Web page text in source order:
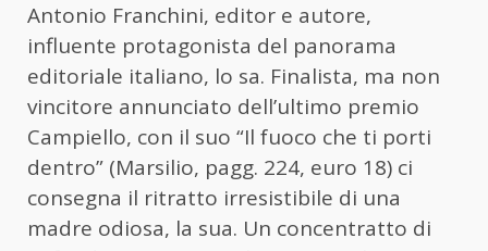
Antonio Franchini, editor e autore,
influente protagonista del panorama
editoriale italiano, lo sa. Finalista, ma non
vincitore annunciato dell’ultimo premio
Campiello, con il suo “Il fuoco che ti porti
dentro” (Marsilio, pagg. 224, euro 18) ci
consegna il ritratto irresistibile di una
madre odiosa, la sua. Un concentratto di